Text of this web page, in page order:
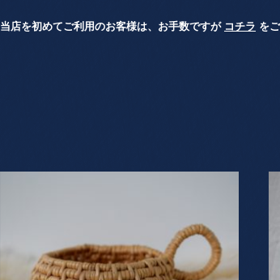
当店を初めてご利用のお客様は、お手数ですが コチラ を